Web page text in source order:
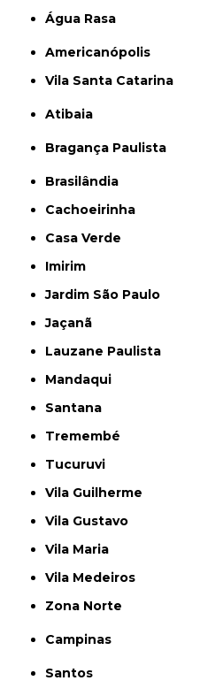
Água Rasa
Americanópolis
Vila Santa Catarina
Atibaia
Bragança Paulista
Brasilândia
Cachoeirinha
Casa Verde
Imirim
Jardim São Paulo
Jaçanã
Lauzane Paulista
Mandaqui
Santana
Tremembé
Tucuruvi
Vila Guilherme
Vila Gustavo
Vila Maria
Vila Medeiros
Zona Norte
Campinas
Santos